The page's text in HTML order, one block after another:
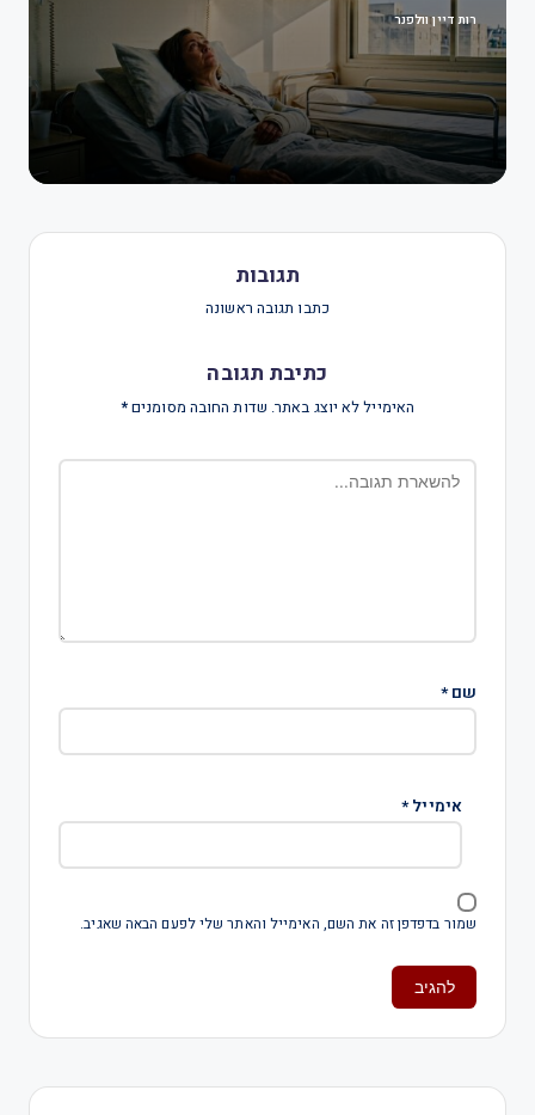
רות דיין וולפנר
תגובות
כתבו תגובה ראשונה
כתיבת תגובה
האימייל לא יוצג באתר. שדות החובה מסומנים*
שם*
אימייל*
שמור בדפדפן זה את השם, האימייל והאתר שלי לפעם הבאה שאגיב.